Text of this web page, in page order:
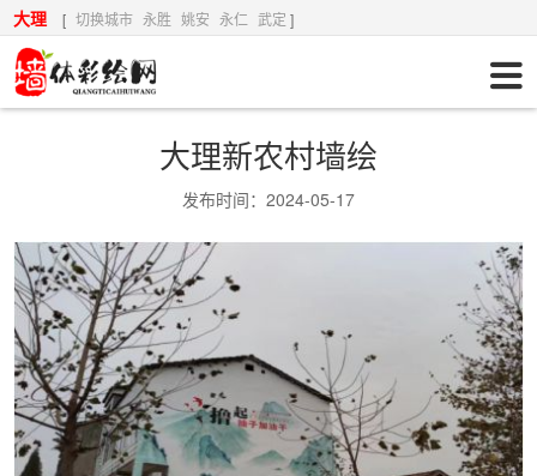
大理 [ 切换城市 永胜 姚安 永仁 武定 ]
大理新农村墙绘
发布时间：2024-05-17